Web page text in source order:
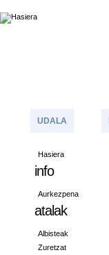
UDALA
Hasiera
info
Aurkezpena
atalak
Albisteak
Zuretzat